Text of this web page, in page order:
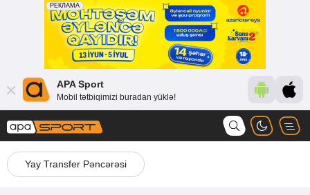
APA Sport
Mobil tətbiqimizi buradan yüklə!
Yay Transfer Pəncərəsi